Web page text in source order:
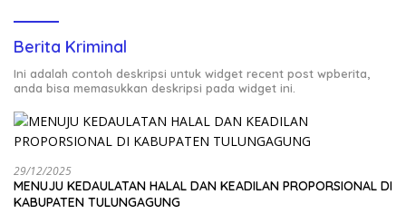
Berita Kriminal
Ini adalah contoh deskripsi untuk widget recent post wpberita,
anda bisa memasukkan deskripsi pada widget ini.
29/12/2025
MENUJU KEDAULATAN HALAL DAN KEADILAN PROPORSIONAL DI
KABUPATEN TULUNGAGUNG